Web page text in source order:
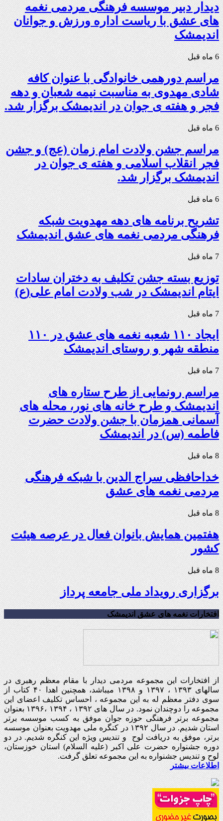
دیدار دبیر موسسه فرهنگی مردمی نغمه
های عشق با ریاست اداره ورزش و جوانان
اندیمشک
6 ماه قبل
مراسم دورهمی خانوادگی با عنوان کافه
شادی مهدوی به مناسبت نیمه شعبان و دهه
فجر و هفته ی جوان در اندیمشک برگزار شد.
6 ماه قبل
مراسم جشن ولادت امام زمان (عج) و جشن
فجر انقلاب اسلامی و هفته ی جوان در
اندیمشک برگزار شد.
6 ماه قبل
تشریح برنامه های دهه مهدویت شبکه
فرهنگی مردمی نغمه های عشق اندیمشک
7 ماه قبل
توزیع بسته جشن تکلیف به دختران سادات
ایتام اندیمشک در شب ولادت امام علی(ع)
7 ماه قبل
ایجاد ۱۱۰ شعبه نغمه های عشق در ۱۱۰
منطقه شهر و روستای اندیمشک
7 ماه قبل
مراسم رونمایی از طرح ستاره های
اندیمشک و طرح خانه های نور، محله های
آسمانی همزمان با جشن ولادت حضرت
فاطمه (س) در اندیمشک
8 ماه قبل
خداحافظی سراج الدین با شبکه فرهنگی
مردمی نغمه های عشق
8 ماه قبل
هفتمین همایش بانوان فعال در عرصه‌ هیئت
کشور
8 ماه قبل
برگزاری رویداد ملی جامعه پرداز
افتخارات نغمه های عشق اندیمشک
از افتخارات این مجموعه مردمی دیدار با مقام معظم رهبری در
سالهای ۱۳۹۳ ، ۱۳۹۷ و ۱۳۹۸ میباشد، همچنین اهدا ۴۰ کتاب از
سوی دفتر معظم له به این مجموعه ، احساس تکلیف اعضای این
مجموعه را دوچندان نمود. در سال های ۱۳۹۲ ، ۱۳۹۴ ،۱۳۹۶ بعنوان
مجموعه برتر فرهنگی حوزه جوان موفق به کسب موسسه برتر
استان شدیم. در سال ۱۳۹۲ در کنگره ملی مهدویت بعنوان موسسه
برتر، موفق به دریافت لوح و تندیس ویژه این کنگره شدیم. در دو
دوره جشنواره حضرت علی اکبر (علیه السلام) استان خوزستان،
لوح و تندیس جشنواره به این مجموعه تعلق گرفت.
اطلاعات بیشتر